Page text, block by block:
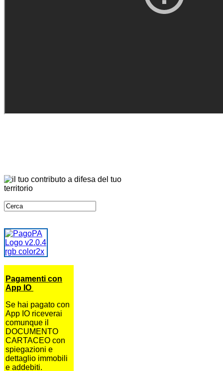
Pagamenti con
App IO
Se hai pagato con
App IO riceverai
comunque il
DOCUMENTO
CARTACEO con
spiegazioni e
dettaglio immobili
e addebiti.